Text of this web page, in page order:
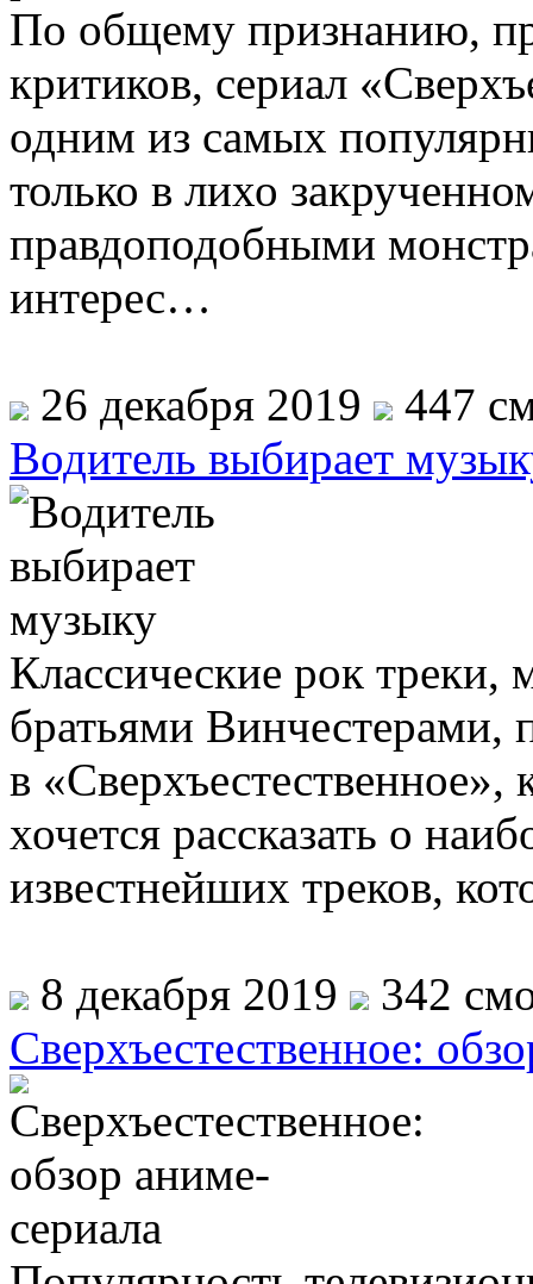
По общему признанию,
критиков, сериал
одним из самых
только в лихо
правдоподобными
интерес…
26 декабря 2019
447
Водитель выбирает
Классические рок треки,
братьями Винчестерами,
в «Сверхъестественное»,
хочется рассказать о
известнейших треков,
8 декабря 2019
342
Сверхъестественное: